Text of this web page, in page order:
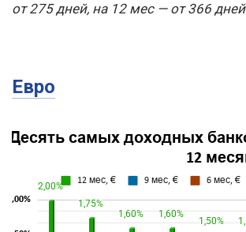
от 275 дней, на 12 мес — от 366 дней
Евро